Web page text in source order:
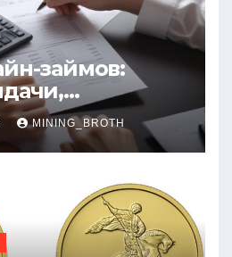
займов:
ставки и
к заемщикам
MINING_BROTH